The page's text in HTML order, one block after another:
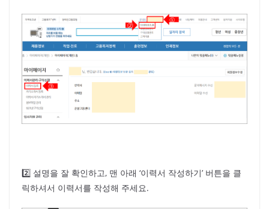
2️⃣ 설명을 잘 확인하고, 맨 아래 ‘이력서 작성하기’ 버튼을 클
릭하셔서 이력서를 작성해 주세요.